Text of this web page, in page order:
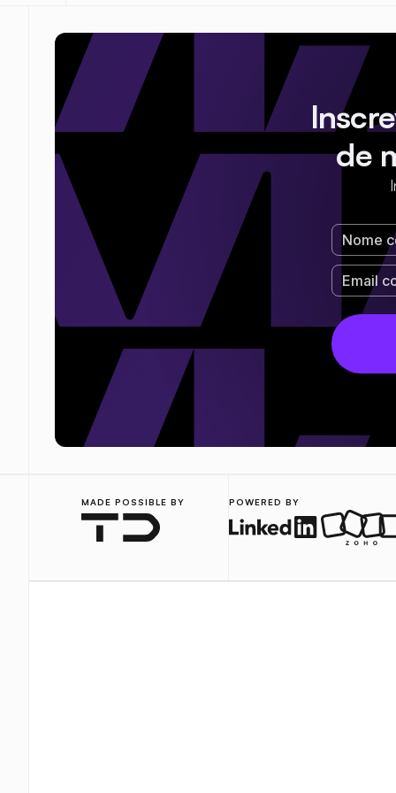
de
MADE POSSIBLE BY POWERED BY